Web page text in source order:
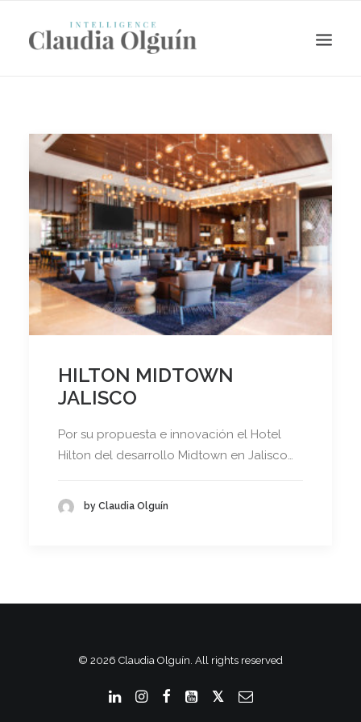
Search
HILTON MIDTOWN
JALISCO
Por su propuesta e innovación el Hotel
Hilton del desarrollo Midtown en Jalisco…
by Claudia Olguín
© 2026 Claudia Olguín. All rights reserved